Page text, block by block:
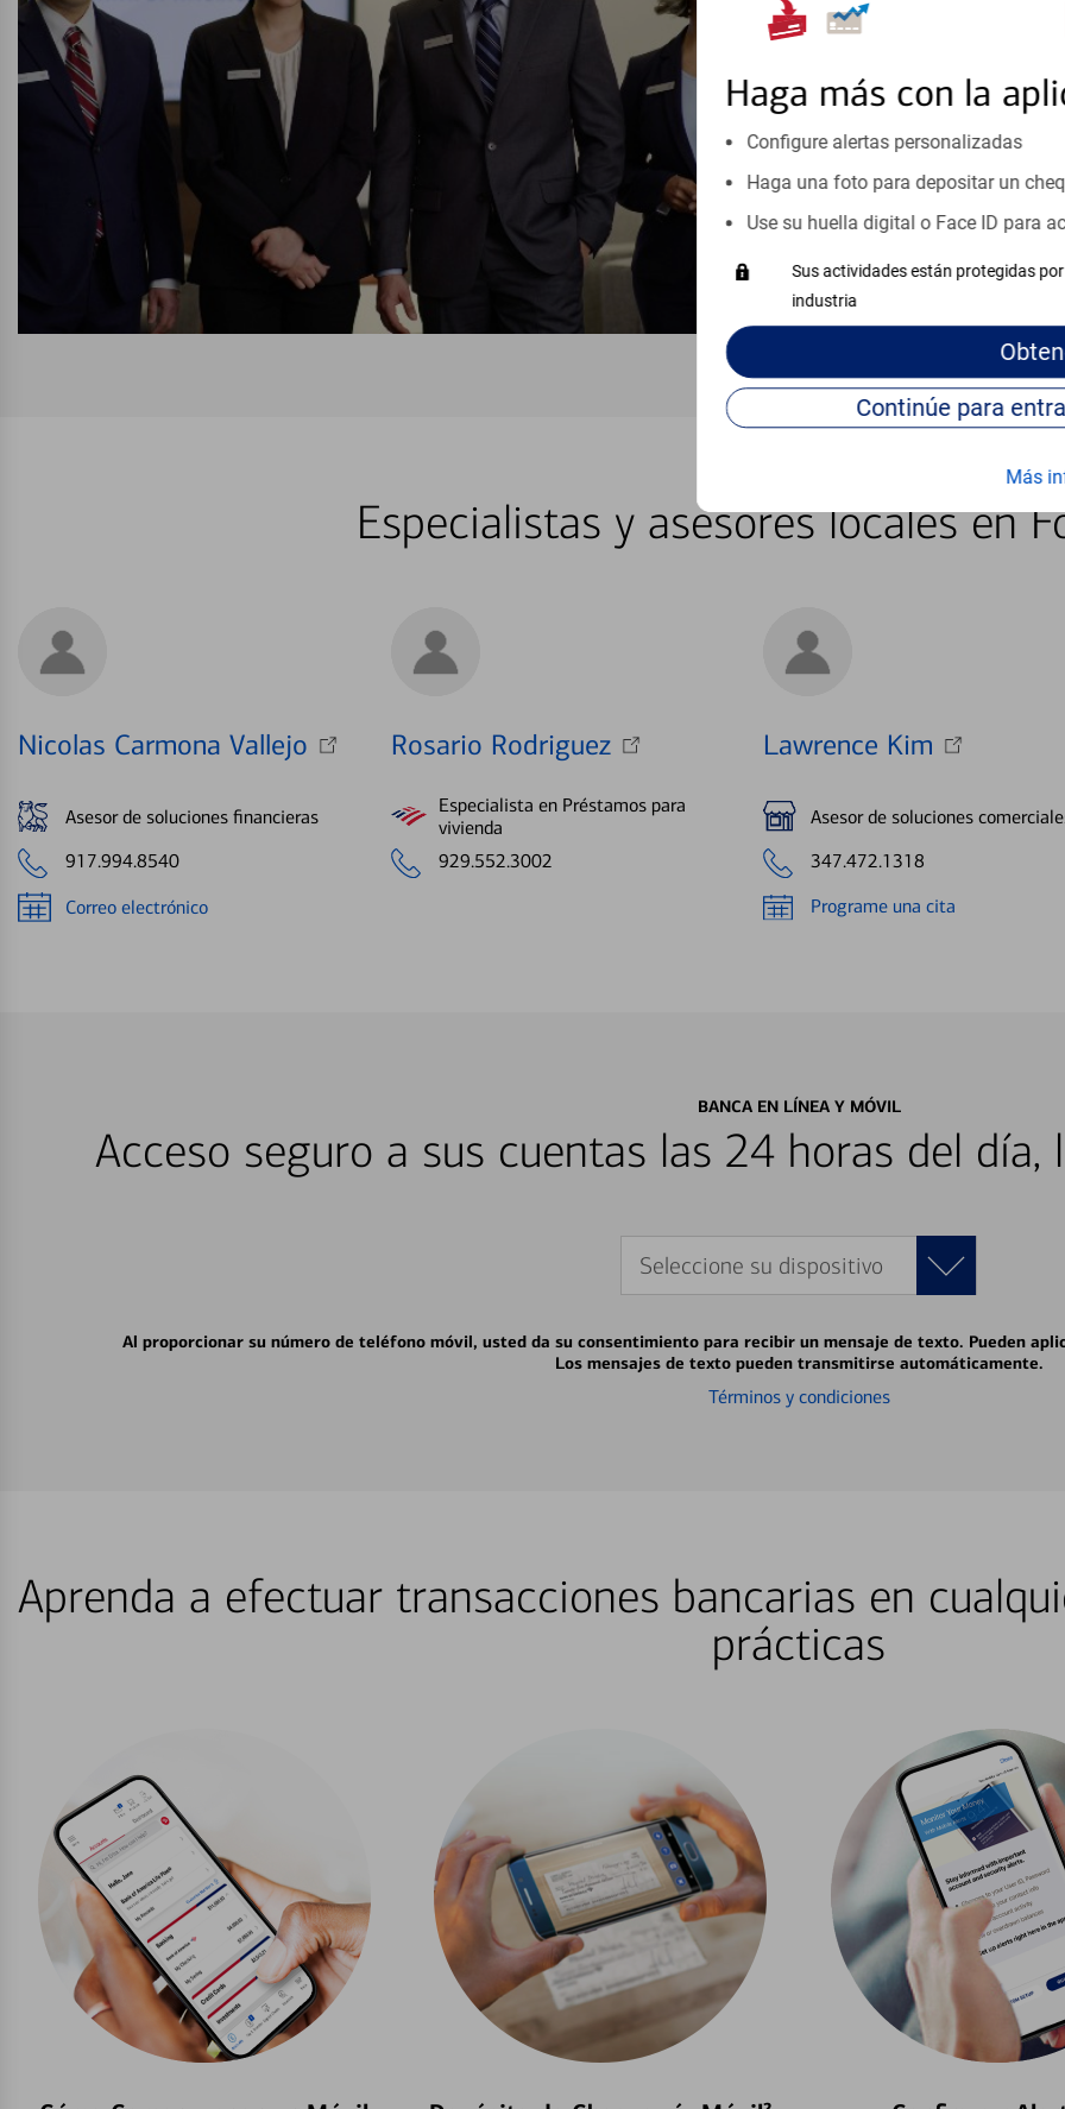
Haga más con la
Configure alertas personalizadas
Haga una foto para depositar un
Use su huella digital o Face ID para
Sus actividades están protegidas
industria
Más
personales, hasta el ahorro
inicio o crecimiento de su
esté listo, un especialista
Vea si nuestro centro de
Visite nuestro centro de ayuda
Especialistas y asesores locales en
Nicolas Carmona Vallejo
Asesor de soluciones financieras
917.994.8540
Correo electrónico
Rosario Rodriguez
Especialista en Préstamos para
vivienda
929.552.3002
Lawrence Kim
Asesor de soluciones
347.472.1318
Programe una cita
BANCA EN LÍNEA Y MÓVIL
Acceso seguro a sus cuentas las 24 horas del día,
Seleccione su dispositivo
Al proporcionar su número de teléfono móvil, usted da su consentimiento para recibir un mensaje de texto. Pueden
Los mensajes de texto pueden transmitirse automáticamente.
Términos y condiciones
Aprenda a efectuar transacciones bancarias en
prácticas